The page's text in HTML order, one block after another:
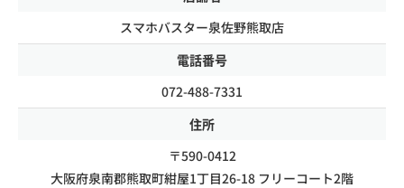
スマホバスター泉佐野熊取店
電話番号
072-488-7331
住所
〒590-0412
大阪府泉南郡熊取町紺屋1丁目26-18 フリーコート2階